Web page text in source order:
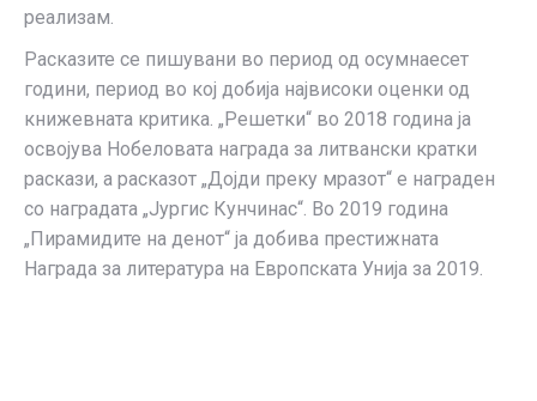
реализам.
Расказите се пишувани во период од осумнаесет
години, период во кој добија највисоки оценки од
книжевната критика. „Решетки“ во 2018 година ја
освојува Нобеловата награда за литвански кратки
раскази, а расказот „Дојди преку мразот“ е награден
со наградата „Јургис Кунчинас“. Во 2019 година
„Пирамидите на денот“ ја добива престижната
Награда за литература на Европската Унија за 2019.